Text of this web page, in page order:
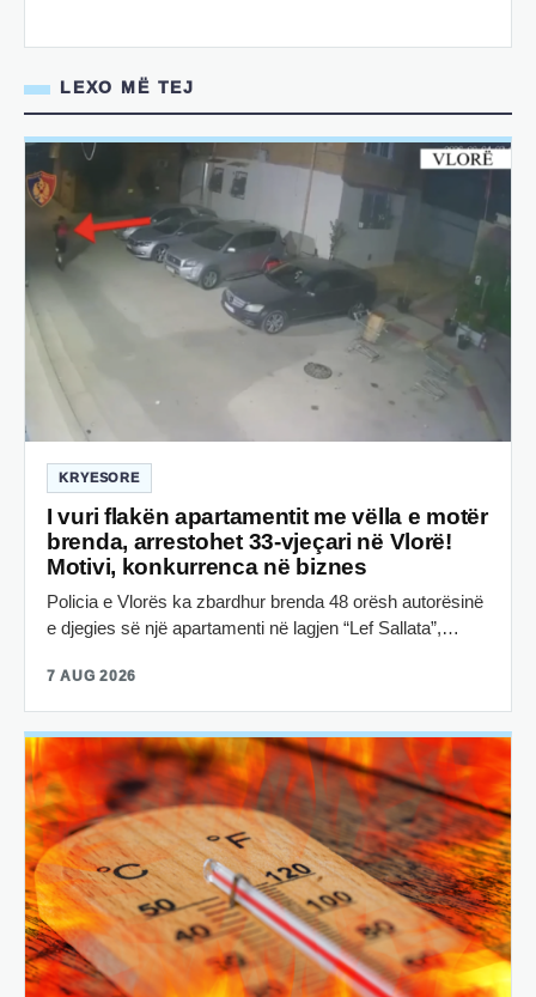
LEXO MË TEJ
KRYESORE
I vuri flakën apartamentit me vëlla e motër
brenda, arrestohet 33-vjeçari në Vlorë!
Motivi, konkurrenca në biznes
Policia e Vlorës ka zbardhur brenda 48 orësh autorësinë
e djegies së një apartamenti në lagjen “Lef Sallata”,…
7 AUG 2026